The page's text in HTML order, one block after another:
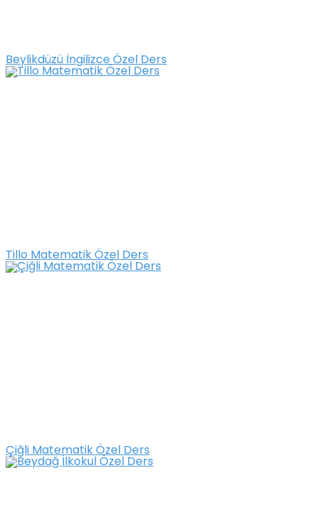
Beylikdüzü İngilizce Özel Ders
Tillo Matematik Özel Ders
Çiğli Matematik Özel Ders